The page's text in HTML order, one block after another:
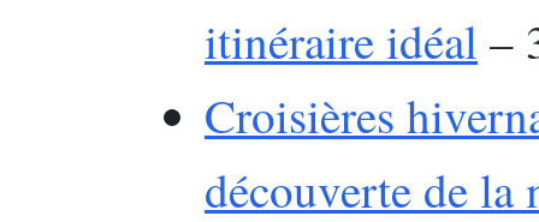
itinéraire idéal –
Croisières
découverte de la